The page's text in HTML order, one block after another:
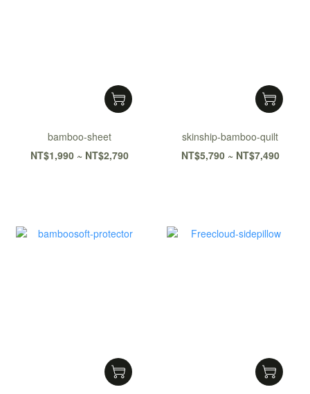
bamboo-sheet
NT$1,990 ~ NT$2,790
skinship-bamboo-quilt
NT$5,790 ~ NT$7,490